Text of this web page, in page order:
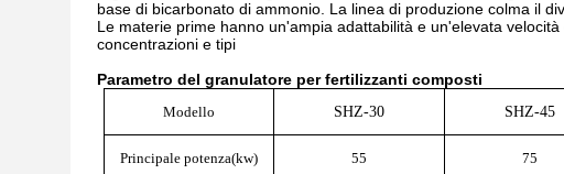
base di bicarbonato di ammonio. La linea di produzione colma il
Le materie prime hanno un'ampia adattabilità e un'elevata
concentrazioni e tipi
Parametro del granulatore per fertilizzanti composti
Modello SHZ-30 SHZ-45
Principale potenza(kw) 55 75